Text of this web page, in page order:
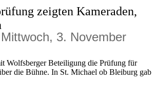
zeigten Kameraden,
3. November
Wolfsberger Beteiligung die Prüfung für
die Bühne. In St. Michael ob Bleiburg gab